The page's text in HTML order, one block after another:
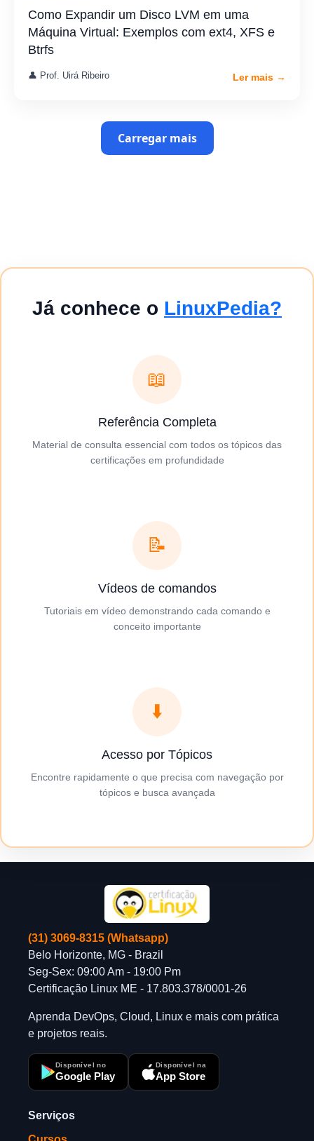
Como Expandir um Disco LVM em uma
Máquina Virtual: Exemplos com ext4, XFS e
Btrfs
👤 Prof. Uirá Ribeiro Ler mais →
Carregar mais
Já conhece o LinuxPedia?
📖
Referência Completa
Material de consulta essencial com todos os tópicos das
certificações em profundidade
📝
Vídeos de comandos
Tutoriais em vídeo demonstrando cada comando e
conceito importante
⬇️
Acesso por Tópicos
Encontre rapidamente o que precisa com navegação por
tópicos e busca avançada
(31) 3069-8315 (Whatsapp)
Belo Horizonte, MG - Brazil
Seg-Sex: 09:00 Am - 19:00 Pm
Certificação Linux ME - 17.803.378/0001-26
Aprenda DevOps, Cloud, Linux e mais com prática
e projetos reais.
Disponível no
Google Play
Disponível na
App Store
Serviços